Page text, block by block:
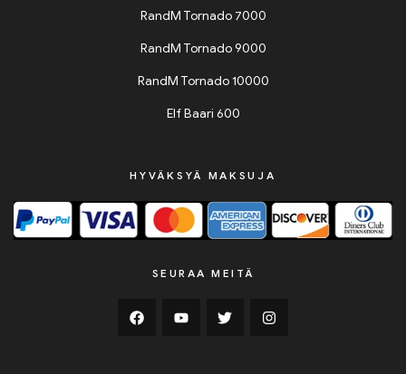
RandM Tornado 7000
RandM Tornado 9000
RandM Tornado 10000
Elf Baari 600
HYVÄKSYÄ MAKSUJA
SEURAA MEITÄ